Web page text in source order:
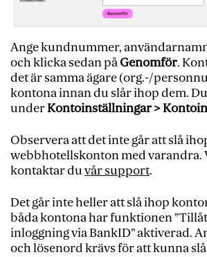
Ange kundnummer,
och klicka sedan påGenomför.
det är samma ägare (org.-/
kontona innan du slår ihop dem.
underKontoinställningar >
Observera att det inte går att slå
webbhotellskonton med varandra.
kontaktar duvår support.
Det går inte heller att slå ihop
båda kontona har funktionen
inloggning via BankID” aktiverad.
och lösenord krävs för att kunna